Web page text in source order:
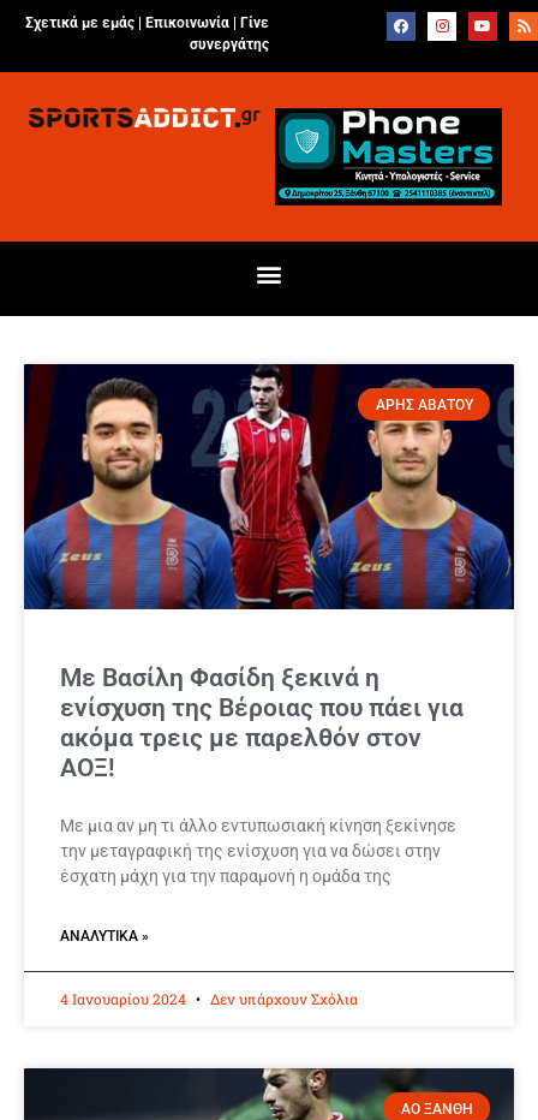
Σχετικά με εμάς | Επικοινωνία
Γίνε
συνεργάτης
ΑΡΗΣ ΑΒΑΤΟΥ
Με Βασίλη Φασίδη ξεκινά η
ενίσχυση της Βέροιας που πάει για
ακόμα τρεις με παρελθόν στον
ΑΟΞ!
Με μια αν μη τι άλλο εντυπωσιακή κίνηση ξεκίνησε
την μεταγραφική της ενίσχυση για να δώσει στην
έσχατη μάχη για την παραμονή η ομάδα της
ΑΝΑΛΥΤΙΚΆ »
4 Ιανουαρίου 2024 Δεν υπάρχουν Σχόλια
ΑΟ ΞΑΝΘΗ